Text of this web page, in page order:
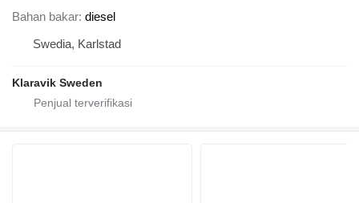
Bahan bakar diesel
Swedia, Karlstad
Klaravik Sweden